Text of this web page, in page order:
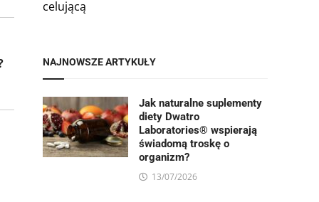
celującą
NAJNOWSZE ARTYKUŁY
Jak naturalne suplementy
diety Dwatro
Laboratories® wspierają
świadomą troskę o
organizm?
13/07/2026